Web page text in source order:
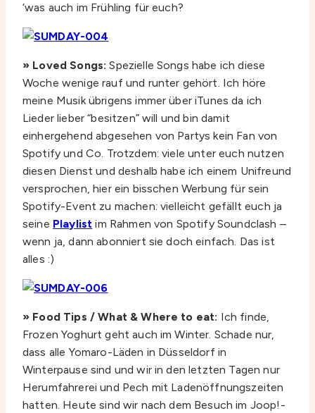
‘was auch im Frühling für euch?
» Loved Songs:Spezielle Songs habe ich diese
Woche wenige rauf und runter gehört. Ich höre
meine Musik übrigens immer über iTunes da ich
Lieder lieber “besitzen” will und bin damit
einhergehend abgesehen von Partys kein Fan von
Spotify und Co. Trotzdem: viele unter euch nutzen
diesen Dienst und deshalb habe ich einem Unifreund
versprochen, hier ein bisschen Werbung für sein
Spotify-Event zu machen: vielleicht gefällt euch ja
seine Playlist im Rahmen von Spotify Soundclash –
wenn ja, dann abonniert sie doch einfach. Das ist
alles :)
» Food Tips / What & Where to eat: Ich finde,
Frozen Yoghurt geht auch im Winter. Schade nur,
dass alle Yomaro-Läden in Düsseldorf in
Winterpause sind und wir in den letzten Tagen nur
Herumfahrerei und Pech mit Ladenöffnungszeiten
hatten. Heute sind wir nach dem Besuch im Joop!-